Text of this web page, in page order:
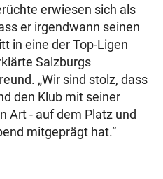
erwiesen sich als
er irgendwann seinen
in eine der Top-Ligen
Salzburgs
„Wir sind stolz, dass
den Klub mit seiner
Art - auf dem Platz und
mitgeprägt hat.“